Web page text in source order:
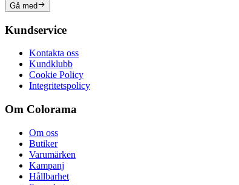
Gå med
Kundservice
Kontakta oss
Kundklubb
Cookie Policy
Integritetspolicy
Om Colorama
Om oss
Butiker
Varumärken
Kampanj
Hållbarhet